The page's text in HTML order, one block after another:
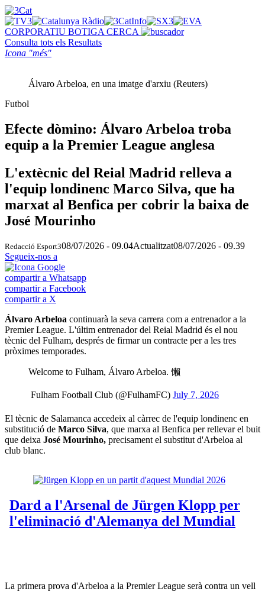
CORPORATIU BOTIGA CERCA
Consulta tots els Resultats
Icona "més"
Álvaro Arbeloa, en una imatge d'arxiu (Reuters)
Futbol
Efecte dòmino: Álvaro Arbeloa troba
equip a la Premier League anglesa
L'extècnic del Reial Madrid relleva a
l'equip londinenc Marco Silva, que ha
marxat al Benfica per cobrir la baixa de
José Mourinho
Redacció Esport308/07/2026 - 09.04Actualitzat08/07/2026 - 09.39
Segueix-nos a
compartir a Whatsapp
compartir a Facebook
compartir a X
Álvaro Arbeloa continuarà la seva carrera com a entrenador a la
Premier League. L'últim entrenador del Reial Madrid és el nou
tècnic del Fulham, després de firmar un contracte per a les tres
pròximes temporades.
Welcome to Fulham, Álvaro Arbeloa. 懶
 Fulham Football Club (@FulhamFC) July 7, 2026
El tècnic de Salamanca accedeix al càrrec de l'equip londinenc en
substitució de Marco Silva, que marxa al Benfica per rellevar el buit
que deixa José Mourinho, precisament el substitut d'Arbeloa al
club blanc.
La primera prova d'Arbeloa a la Premier League serà contra un vell